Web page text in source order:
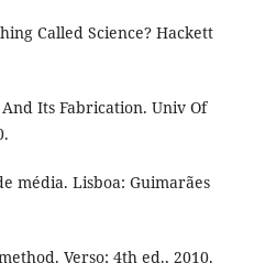
Called Science? Hackett
And Its Fabrication. Univ Of
média. Lisboa: Guimarães
Verso; 4th ed., 2010.